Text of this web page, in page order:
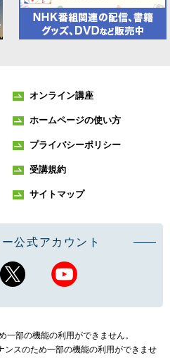
オンライン講座
ホームページの使い方
プライバシーポリシー
受講規約
サイトマップ
公式アカウント
部の機能の利用ができません。
スのため一部の機能の利用ができませ